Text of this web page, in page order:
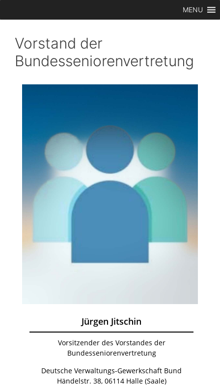
MENU
Vorstand der
Bundesseniorenvertretung
Jürgen Jitschin
Vorsitzender des Vorstandes der
Bundesseniorenvertretung
Deutsche Verwaltungs-Gewerkschaft Bund
Händelstr. 38, 06114 Halle (Saale)